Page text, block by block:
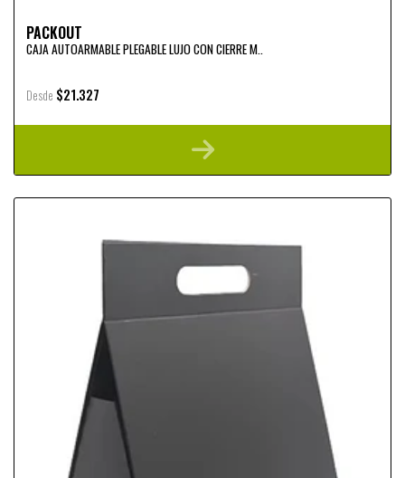
PACKOUT
CAJA AUTOARMABLE PLEGABLE LUJO CON CIERRE M..
Desde $21.327